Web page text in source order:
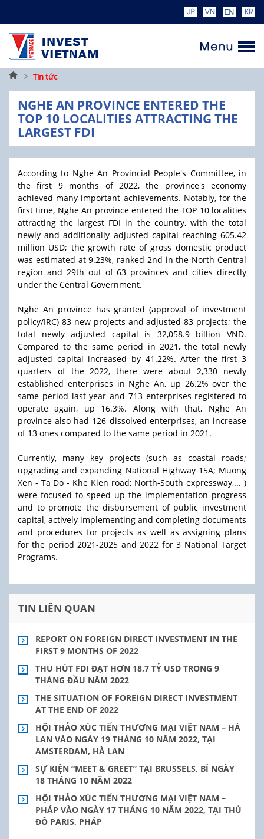
Trang
chủ
Tin tức
NGHE AN PROVINCE ENTERED THE
TOP 10 LOCALITIES ATTRACTING THE
LARGEST FDI
According to Nghe An Provincial People's Committee, in
the first 9 months of 2022, the province's economy
achieved many important achievements. Notably, for the
first time, Nghe An province entered the TOP 10 localities
attracting the largest FDI in the country, with the total
newly and additionally adjusted capital reaching 605.42
million USD; the growth rate of gross domestic product
was estimated at 9.23%, ranked 2nd in the North Central
region and 29th out of 63 provinces and cities directly
under the Central Government.
Nghe An province has granted (approval of investment
policy/IRC) 83 new projects and adjusted 83 projects; the
total newly adjusted capital is 32,058.9 billion VND.
Compared to the same period in 2021, the total newly
adjusted capital increased by 41.22%. After the first 3
quarters of the 2022, there were about 2,330 newly
established enterprises in Nghe An, up 26.2% over the
same period last year and 713 enterprises registered to
operate again, up 16.3%. Along with that, Nghe An
province also had 126 dissolved enterprises, an increase
of 13 ones compared to the same period in 2021.
Currently, many key projects (such as coastal roads;
upgrading and expanding National Highway 15A; Muong
Xen - Ta Do - Khe Kien road; North-South expressway,... )
were focused to speed up the implementation progress
and to promote the disbursement of public investment
capital, actively implementing and completing documents
and procedures for projects as well as assigning plans
for the period 2021-2025 and 2022 for 3 National Target
Programs.
TIN LIÊN QUAN
REPORT ON FOREIGN DIRECT INVESTMENT IN THE
FIRST 9 MONTHS OF 2022
THU HÚT FDI ĐẠT HƠN 18,7 TỶ USD TRONG 9
THÁNG ĐẦU NĂM 2022
THE SITUATION OF FOREIGN DIRECT INVESTMENT
AT THE END OF 2022
HỘI THẢO XÚC TIẾN THƯƠNG MẠI VIỆT NAM – HÀ
LAN VÀO NGÀY 19 THÁNG 10 NĂM 2022, TẠI
AMSTERDAM, HÀ LAN
SỰ KIỆN “MEET & GREET” TẠI BRUSSELS, BỈ NGÀY
18 THÁNG 10 NĂM 2022
HỘI THẢO XÚC TIẾN THƯƠNG MẠI VIỆT NAM –
PHÁP VÀO NGÀY 17 THÁNG 10 NĂM 2022, TẠI THỦ
ĐÔ PARIS, PHÁP